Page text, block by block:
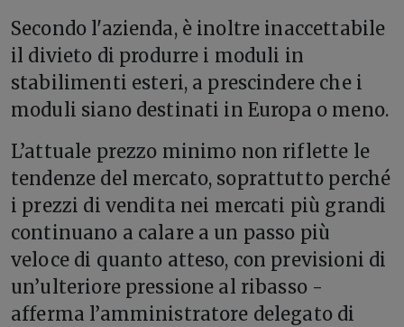
Secondo l'azienda, è inoltre inaccettabile
il divieto di produrre i moduli in
stabilimenti esteri, a prescindere che i
moduli siano destinati in Europa o meno.
L’attuale prezzo minimo non riflette le
tendenze del mercato, soprattutto perché
i prezzi di vendita nei mercati più grandi
continuano a calare a un passo più
veloce di quanto atteso, con previsioni di
un’ulteriore pressione al ribasso -
afferma l’amministratore delegato di